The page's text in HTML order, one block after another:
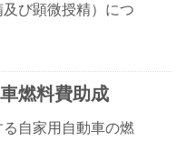
び顕微授精）につ
燃料費助成
自家用自動車の燃